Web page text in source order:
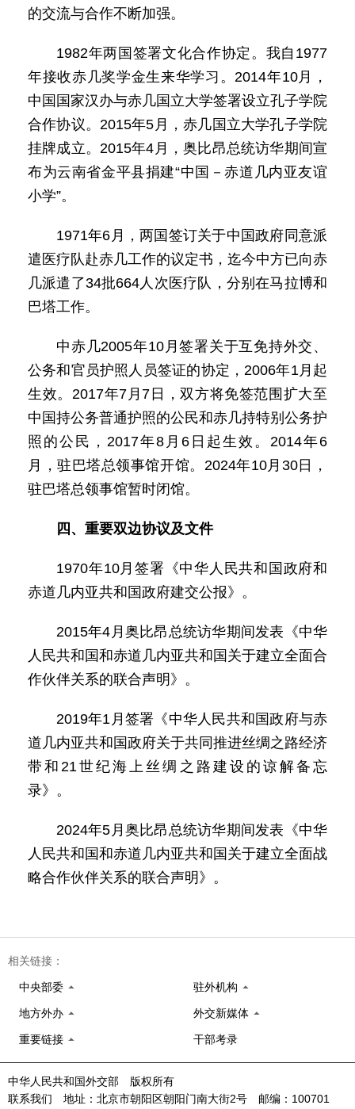
的交流与合作不断加强。
1982年两国签署文化合作协定。我自1977
年接收赤几奖学金生来华学习。2014年10月，
中国国家汉办与赤几国立大学签署设立孔子学院
合作协议。2015年5月，赤几国立大学孔子学院
挂牌成立。2015年4月，奥比昂总统访华期间宣
布为云南省金平县捐建“中国－赤道几内亚友谊
小学”。
1971年6月，两国签订关于中国政府同意派
遣医疗队赴赤几工作的议定书，迄今中方已向赤
几派遣了34批664人次医疗队，分别在马拉博和
巴塔工作。
中赤几2005年10月签署关于互免持外交、
公务和官员护照人员签证的协定，2006年1月起
生效。2017年7月7日，双方将免签范围扩大至
中国持公务普通护照的公民和赤几持特别公务护
照的公民，2017年8月6日起生效。2014年6
月，驻巴塔总领事馆开馆。2024年10月30日，
驻巴塔总领事馆暂时闭馆。
四、重要双边协议及文件
1970年10月签署《中华人民共和国政府和
赤道几内亚共和国政府建交公报》。
2015年4月奥比昂总统访华期间发表《中华
人民共和国和赤道几内亚共和国关于建立全面合
作伙伴关系的联合声明》。
2019年1月签署《中华人民共和国政府与赤
道几内亚共和国政府关于共同推进丝绸之路经济
带和21世纪海上丝绸之路建设的谅解备忘
录》。
2024年5月奥比昂总统访华期间发表《中华
人民共和国和赤道几内亚共和国关于建立全面战
略合作伙伴关系的联合声明》。
相关链接：
中央部委 驻外机构
地方外办 外交新媒体
重要链接 干部考录
中华人民共和国外交部 版权所有
联系我们 地址：北京市朝阳区朝阳门南大街2号 邮编：100701